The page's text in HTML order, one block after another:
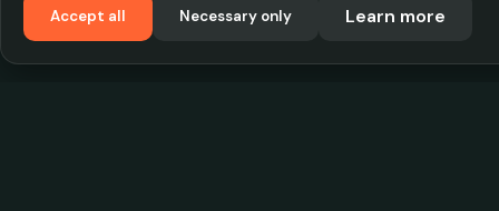
Accept all
Necessary only Learn more